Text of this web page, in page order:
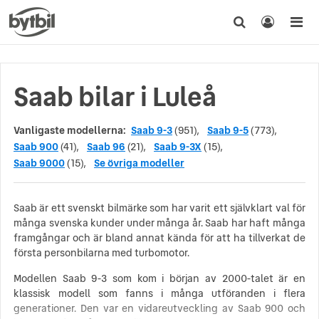
Saab bilar i Luleå
Vanligaste modellerna: Saab 9-3(951), Saab 9-5(773),
Saab 900(41), Saab 96 (21), Saab 9-3X (15),
Saab 9000(15), Se övriga modeller
Saab är ett svenskt bilmärke som har varit ett självklart val för
många svenska kunder under många år. Saab har haft många
framgångar och är bland annat kända för att ha tillverkat de
första personbilarna med turbomotor.
Modellen Saab 9-3 som kom i början av 2000-talet är en
klassisk modell som fanns i många utföranden i flera
generationer. Den var en vidareutveckling av Saab 900 och